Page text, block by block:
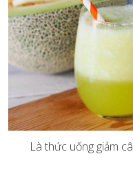
Là thức uống giảm